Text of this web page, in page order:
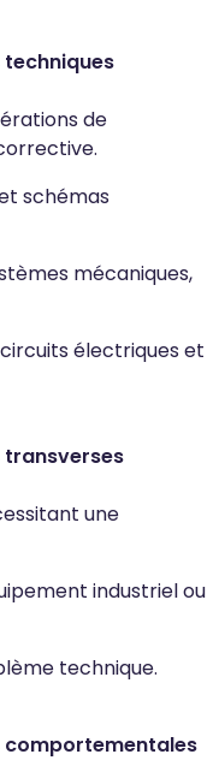
techniques
de
schémas
mécaniques,
électriques et
transverses
une
industriel ou
technique.
comportementales